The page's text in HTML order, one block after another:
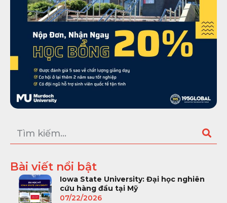
Bài viết nổi bật
Iowa State University: Đại học nghiên
cứu hàng đầu tại Mỹ
07/22/2026